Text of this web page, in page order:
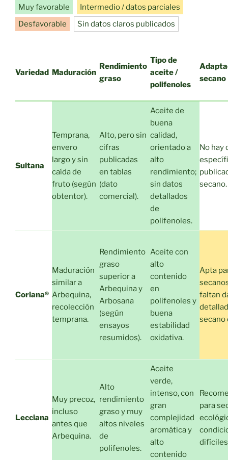
Muy favorable
Intermedio / datos parciales
Desfavorable
Sin datos claros publicados
Variedad Maduración
Rendimiento
graso
Tipo de
aceite /
polifenoles
secano
Sultana
Temprana,
envero
largo y sin
caída de
fruto (según
obtentor).
Alto, pero sin
cifras
publicadas
en tablas
(dato
comercial).
Aceite de
buena
calidad,
orientado a
alto
rendimiento;
sin datos
detallados
de
polifenoles.
No hay
secano.
Coriana®
Maduración
similar a
Arbequina,
recolección
temprana.
Rendimiento
graso
superior a
Arbequina y
Arbosana
(según
ensayos
resumidos).
Aceite con
alto
contenido
en
polifenoles y
buena
estabilidad
oxidativa.
Apta
faltan
secano
Lecciana
Muy precoz,
incluso
antes que
Arbequina.
Alto
rendimiento
graso y muy
altos niveles
de
polifenoles.
Aceite
verde,
intenso, con
gran
complejidad
aromática y
alto
contenido
para